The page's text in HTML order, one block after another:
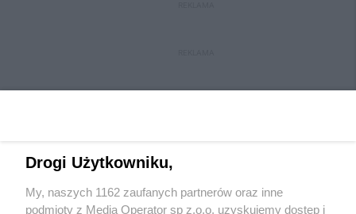
Wydawca mediówlokalnych
Drogi Użytkowniku,
My, naszych 1162 zaufanych partnerów oraz inne
podmioty z Media Operator sp z.o.o. uzyskujemy dostęp i